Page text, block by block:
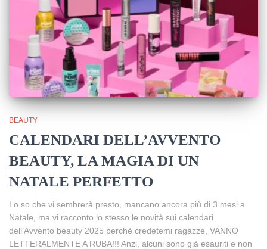
BEAUTY
CALENDARI DELL’AVVENTO
BEAUTY, LA MAGIA DI UN
NATALE PERFETTO
Lo so che vi sembrerà presto, mancano ancora più di 3 mesi a
Natale, ma vi racconto lo stesso le novità sui calendari
dell’Avvento beauty 2025 perchè credetemi ragazze, VANNO
LETTERALMENTE A RUBA!!! Anzi, alcuni sono già esauriti e non